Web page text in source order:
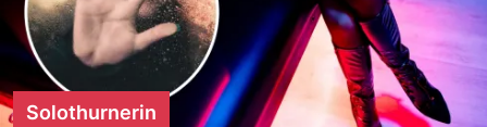
Solothurnerin